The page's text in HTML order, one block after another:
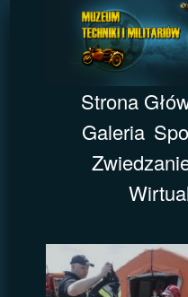
Strona
Galeria